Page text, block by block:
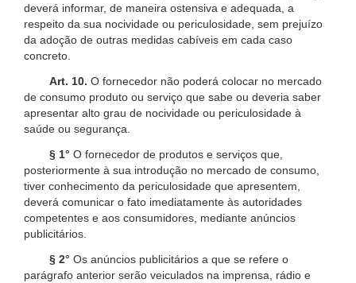
deverá informar, de maneira ostensiva e adequada, a
respeito da sua nocividade ou periculosidade, sem prejuízo
da adoção de outras medidas cabíveis em cada caso
concreto.
Art. 10. O fornecedor não poderá colocar no mercado
de consumo produto ou serviço que sabe ou deveria saber
apresentar alto grau de nocividade ou periculosidade à
saúde ou segurança.
§ 1° O fornecedor de produtos e serviços que,
posteriormente à sua introdução no mercado de consumo,
tiver conhecimento da periculosidade que apresentem,
deverá comunicar o fato imediatamente às autoridades
competentes e aos consumidores, mediante anúncios
publicitários.
§ 2° Os anúncios publicitários a que se refere o
parágrafo anterior serão veiculados na imprensa, rádio e